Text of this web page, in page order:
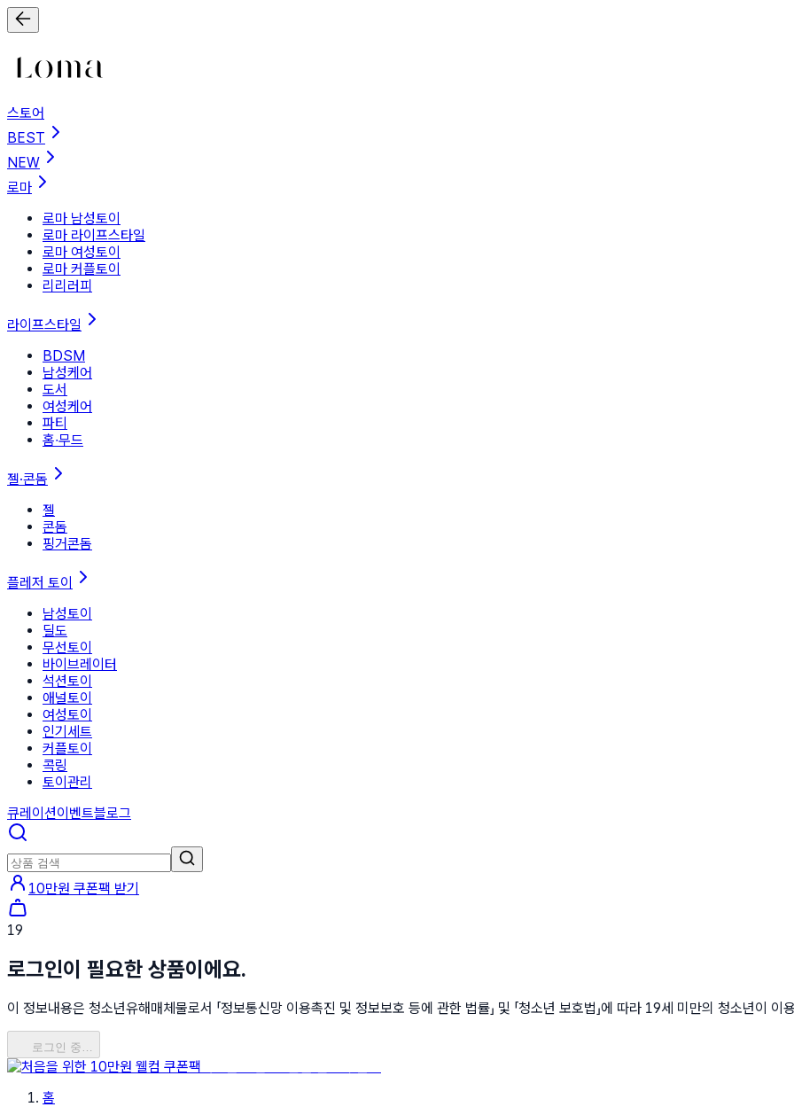
스토어
BEST
NEW
로마
로마 남성토이
로마 라이프스타일
로마 여성토이
로마 커플토이
리리러피
라이프스타일
BDSM
남성케어
도서
여성케어
파티
홈∙무드
젤·콘돔
젤
콘돔
핑거콘돔
플레저 토이
남성토이
딜도
무선토이
바이브레이터
석션토이
애널토이
여성토이
인기세트
커플토이
콕링
토이관리
큐레이션이벤트블로그
10만원 쿠폰팩 받기
19
로그인이 필요한 상품이에요.
이 정보내용은 청소년유해매체물로서 「정보통신망 이용촉진 및 정보보호 등에 관한 법률」 및 「청소년 보호법」에 따라 19세 미만의 청소년이 이
로그인 중…
홈